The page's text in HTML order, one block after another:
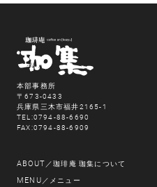
本部事務所
〒673-0433
兵庫県三木市福井2165-1
TEL:0794-88-6690
FAX:0794-88-6909
ABOUT ／珈琲庵 珈集について
MENU ／メニュー